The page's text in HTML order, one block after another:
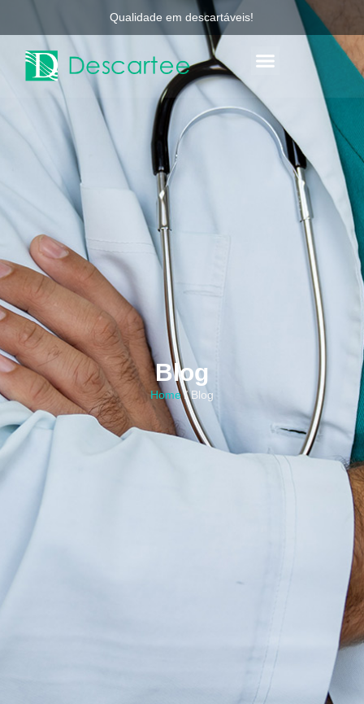
Qualidade em descartáveis!
Blog
Home/ Blog